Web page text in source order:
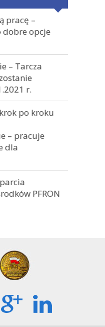
pracę –
dobre opcje
– Tarcza
r.
po kroku
– pracuje
dla
PFRON